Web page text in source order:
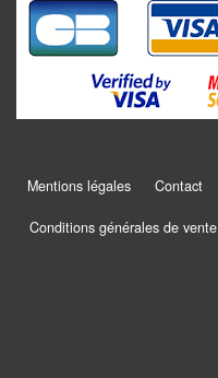
Casse-
têtes
Accessoires
Jeux
traditionnels
Mentions légales Contact
Conditions générales de vente